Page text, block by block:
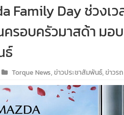
Family Day ช่วงเ
รอบครัวมาสด้า มอ
ธ์
Torque News,ข่าวประชาสัมพันธ์,ข่าวรถ